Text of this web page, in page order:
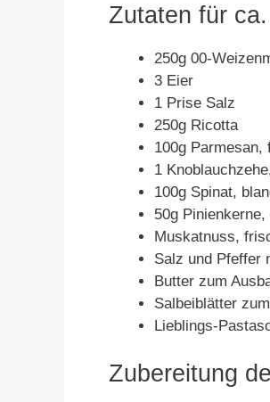
Zutaten für
250g 00-
3 Eier
1 Prise Salz
250g Ricotta
100g Parmesan,
1
100g Spinat,
50g
Muskatnuss,
Salz und Pfeffer
Butter zum
Salbeiblätter
Lieblings-
Zubereitung